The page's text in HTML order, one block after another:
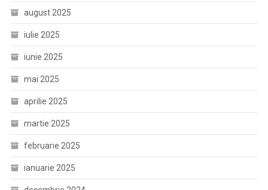
august 2025
iulie 2025
iunie 2025
mai 2025
aprilie 2025
martie 2025
februarie 2025
ianuarie 2025